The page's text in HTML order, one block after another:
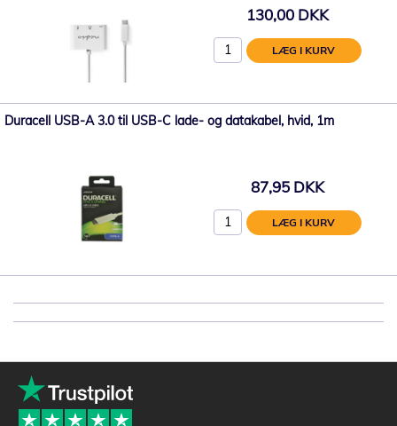
130,00 DKK
LÆG I KURV
Duracell USB-A 3.0 til USB-C lade- og datakabel, hvid, 1m
87,95 DKK
LÆG I KURV